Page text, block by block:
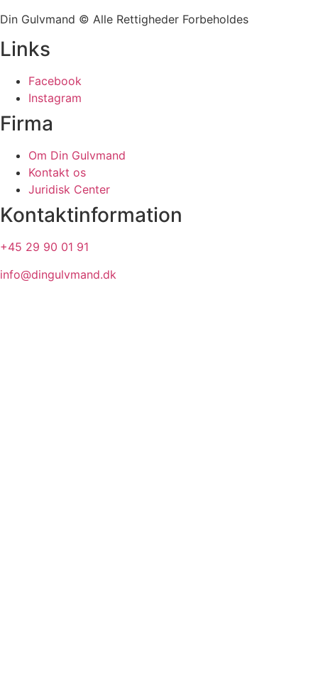
Din Gulvmand © Alle Rettigheder Forbeholdes
Links
Facebook
Instagram
Firma
Om Din Gulvmand
Kontakt os
Juridisk Center
Kontaktinformation
+45 29 90 01 91
info@dingulvmand.dk